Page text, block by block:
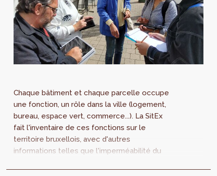
Chaque bâtiment et chaque parcelle occupe
une fonction, un rôle dans la ville (logement,
bureau, espace vert, commerce...). La SitEx
fait l'inventaire de ces fonctions sur le
territoire bruxellois, avec d'autres
informations telles que l'imperméabilité du